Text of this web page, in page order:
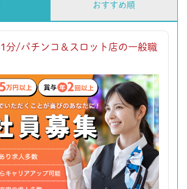
おすすめ順
分/パチンコ＆スロット店の一般職